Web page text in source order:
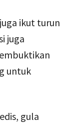
ikut turun
juga
untuk
gula